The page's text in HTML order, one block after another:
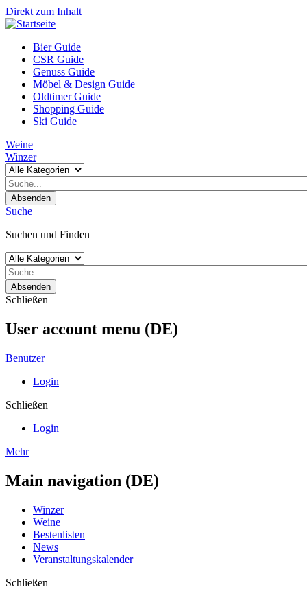
Direkt zum Inhalt
Bier Guide
CSR Guide
Genuss Guide
Möbel & Design Guide
Oldtimer Guide
Shopping Guide
Ski Guide
Weine
Winzer
Absenden
Suche
Suchen und Finden
Absenden
Schließen
User account menu (DE)
Benutzer
Login
Schließen
Login
Mehr
Main navigation (DE)
Winzer
Weine
Bestenlisten
News
Veranstaltungskalender
Schließen